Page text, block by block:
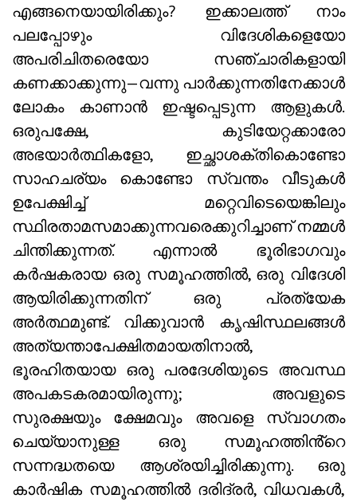
എങ്ങനെയായിരിക്കും? ഇക്കാലത്ത് നാം
പലപ്പോഴും വിദേശികളെയോ
അപരിചിതരെയോ സഞ്ചാരികളായി
കണക്കാക്കുന്നു—വന്നു പാർക്കുന്നതിനേക്കാൾ
ലോകം കാണാൻ ഇഷ്ടപ്പെടുന്ന ആളുകൾ.
ഒരുപക്ഷേ, കുടിയേറ്റക്കാരോ
അഭയാർത്ഥികളോ, ഇച്ഛാശക്തികൊണ്ടോ
സാഹചര്യം കൊണ്ടോ സ്വന്തം വീടുകൾ
ഉപേക്ഷിച്ച് മറ്റെവിടെയെങ്കിലും
സ്ഥിരതാമസമാക്കുന്നവരെക്കുറിച്ചാണ് നമ്മൾ
ചിന്തിക്കുന്നത്. എന്നാൽ ഭൂരിഭാഗവും
കർഷകരായ ഒരു സമൂഹത്തിൽ, ഒരു വിദേശി
ആയിരിക്കുന്നതിന് ഒരു പ്രത്യേക
അർത്ഥമുണ്ട്. വിക്കുവാൻ കൃഷിസ്ഥലങ്ങൾ
അത്യന്താപേക്ഷിതമായതിനാൽ,
ഭൂരഹിതയായ ഒരു പരദേശിയുടെ അവസ്ഥ
അപകടകരമായിരുന്നു; അവളുടെ
സുരക്ഷയും ക്ഷേമവും അവളെ സ്വാഗതം
ചെയ്യാനുള്ള ഒരു സമൂഹത്തിൻ്റെ
സന്നദ്ധതയെ ആശ്രയിച്ചിരിക്കുന്നു. ഒരു
കാർഷിക സമൂഹത്തിൽ ദരിദ്രർ, വിധവകൾ,